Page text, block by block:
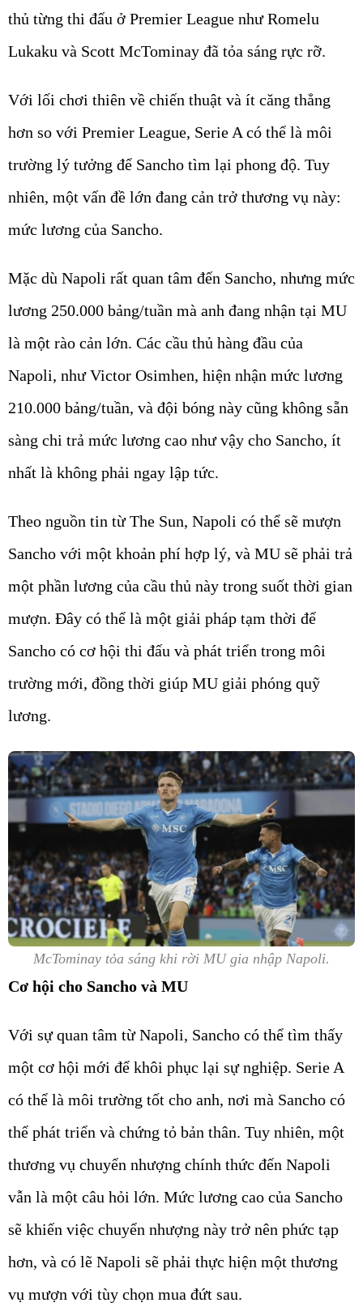
thủ từng thi đấu ở Premier League như Romelu
Lukaku và Scott McTominay đã tỏa sáng rực rỡ.
Với lối chơi thiên về chiến thuật và ít căng thẳng
hơn so với Premier League, Serie A có thể là môi
trường lý tưởng để Sancho tìm lại phong độ. Tuy
nhiên, một vấn đề lớn đang cản trở thương vụ này:
mức lương của Sancho.
Mặc dù Napoli rất quan tâm đến Sancho, nhưng mức
lương 250.000 bảng/tuần mà anh đang nhận tại MU
là một rào cản lớn. Các cầu thủ hàng đầu của
Napoli, như Victor Osimhen, hiện nhận mức lương
210.000 bảng/tuần, và đội bóng này cũng không sẵn
sàng chi trả mức lương cao như vậy cho Sancho, ít
nhất là không phải ngay lập tức.
Theo nguồn tin từ The Sun, Napoli có thể sẽ mượn
Sancho với một khoản phí hợp lý, và MU sẽ phải trả
một phần lương của cầu thủ này trong suốt thời gian
mượn. Đây có thể là một giải pháp tạm thời để
Sancho có cơ hội thi đấu và phát triển trong môi
trường mới, đồng thời giúp MU giải phóng quỹ
lương.
McTominay tỏa sáng khi rời MU gia nhập Napoli.
Cơ hội cho Sancho và MU
Với sự quan tâm từ Napoli, Sancho có thể tìm thấy
một cơ hội mới để khôi phục lại sự nghiệp. Serie A
có thể là môi trường tốt cho anh, nơi mà Sancho có
thể phát triển và chứng tỏ bản thân. Tuy nhiên, một
thương vụ chuyển nhượng chính thức đến Napoli
vẫn là một câu hỏi lớn. Mức lương cao của Sancho
sẽ khiến việc chuyển nhượng này trở nên phức tạp
hơn, và có lẽ Napoli sẽ phải thực hiện một thương
vụ mượn với tùy chọn mua đứt sau.